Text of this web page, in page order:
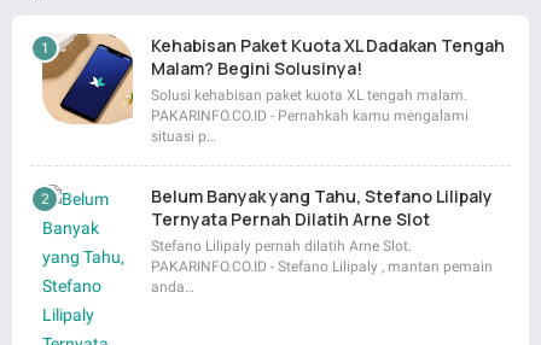
Kehabisan Paket Kuota XL Dadakan Tengah
Malam? Begini Solusinya!
Solusi kehabisan paket kuota XL tengah malam.
PAKARINFO.CO.ID - Pernahkah kamu mengalami
situasi p…
Belum Banyak yang Tahu, Stefano Lilipaly
Ternyata Pernah Dilatih Arne Slot
Stefano Lilipaly pernah dilatih Arne Slot.
PAKARINFO.CO.ID - Stefano Lilipaly , mantan pemain
anda…